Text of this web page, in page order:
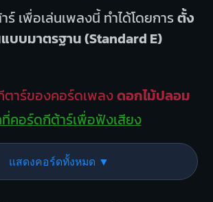
เพื่อเล่นเพลงนี้ ทำได้โดยการตั้ง
บบมาตรฐาน (Standard E)
ตาร์ของคอร์ดเพลงดอกไม้ปลอม
คอร์ดกีต้าร์เพื่อฟังเสียง
แสดงคอร์ดทั้งหมด ▼